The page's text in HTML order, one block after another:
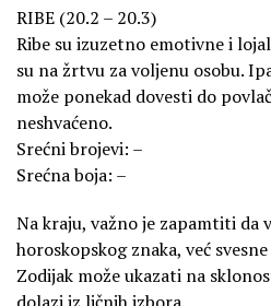
RIBE (20.2 – 20.3)
Ribe su izuzetno emotivne i
su na žrtvu za voljenu osobu.
može ponekad dovesti do
neshvaćeno.
Srećni brojevi: –
Srećna boja: –
Na kraju, važno je zapamtiti da
horoskopskog znaka, već
Zodijak može ukazati na